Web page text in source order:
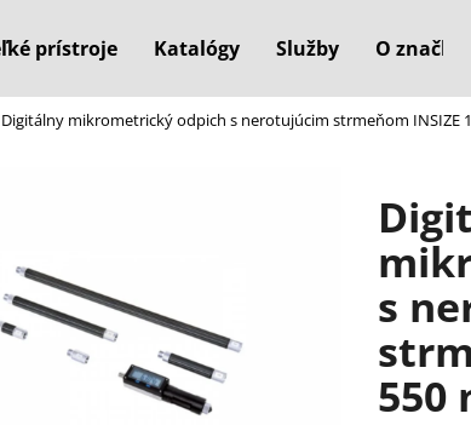
prístroje Katalógy Služby O značke
Digitálny mikrometrický odpich s nerotujúcim strmeňom INSIZE
s
550
nájsť?